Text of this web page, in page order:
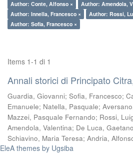
Author: Conte, Alfonso ×
Author: Amendola,
Author: Innella, Francesco ×
Author: Rossi,
Author: Sofia, Francesco ×
Items 1-1 di 1
Annali storici di Principato
Guardia, Giovanni; Sofia, Francesco;
Emanuele; Natella, Pasquale;
Mazzei, Pasquale Fernando; Rossi,
Amendola, Valentina; De Luca, Gaetano
Schiavino, Maria Teresa; Andria,
EleA themes by Ugsiba